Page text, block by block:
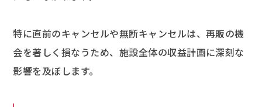
特に直前のキャンセルや無断キャンセルは、再販の機
会を著しく損なうため、施設全体の収益計画に深刻な
影響を及ぼします。